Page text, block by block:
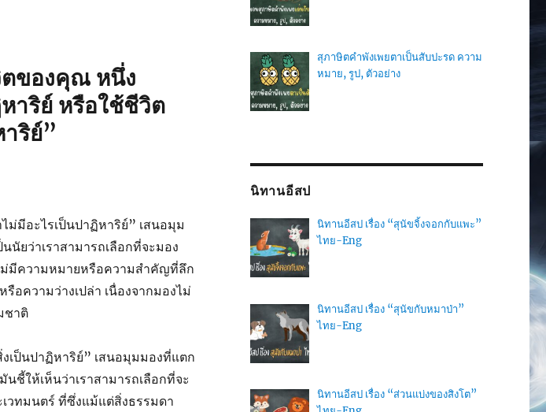
ตของคุณ หนึ่ง
าริย์ หรือใช้ชีวิต
ริย์”
มีอะไรเป็นปาฏิหาริย์” เสนอมุม
นัยว่าเราสามารถเลือกที่จะมอง
มีความหมายหรือความสำคัญที่ลึก
ความว่างเปล่า เนื่องจากมองไม่
ชาติ
เป็นปาฏิหาริย์” เสนอมุมมองที่แตก
ชี้ให้เห็นว่าเราสามารถเลือกที่จะ
วทมนตร์ ที่ซึ่งแม้แต่สิ่งธรรมดา
สุภาษิตคำพังเพยตาเป็นสับปะรด ความ
หมาย, รูป, ตัวอย่าง
นิทานอีสป
นิทานอีสป เรื่อง “สุนัขจิ้งจอกกับแพะ”
ไทย-Eng
นิทานอีสป เรื่อง “สุนัขกับหมาป่า”
ไทย-Eng
นิทานอีสป เรื่อง “ส่วนแบ่งของสิงโต”